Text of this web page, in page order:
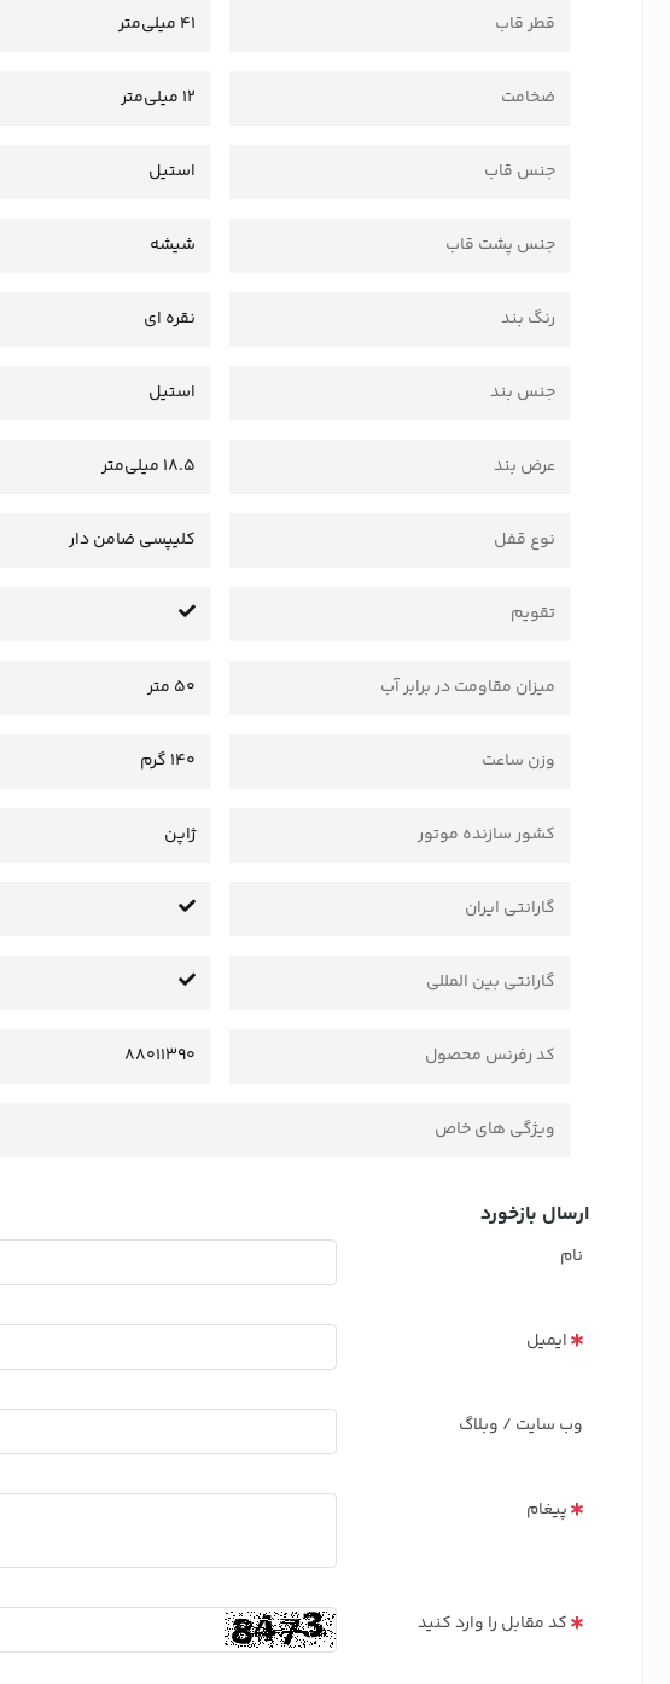
قطر قاب 41 میلی‌متر
ضخامت 12 میلی‌متر
جنس قاب استیل
جنس پشت قاب شیشه
رنگ بند نقره ای
جنس بند استیل
عرض بند 18.5 میلی‌متر
نوع قفل کلیپسی ضامن دار
تقویم
میزان مقاومت در برابر آب 50 متر
وزن ساعت 140 گرم
کشور سازنده موتور ژاپن
گارانتی ایران
گارانتی بین المللی
کد رفرنس محصول 88011390
ویژگی های خاص
ارسال بازخورد
نام
ایمیل
وب سایت / وبلاگ
پیغام
کد مقابل را وارد کنید